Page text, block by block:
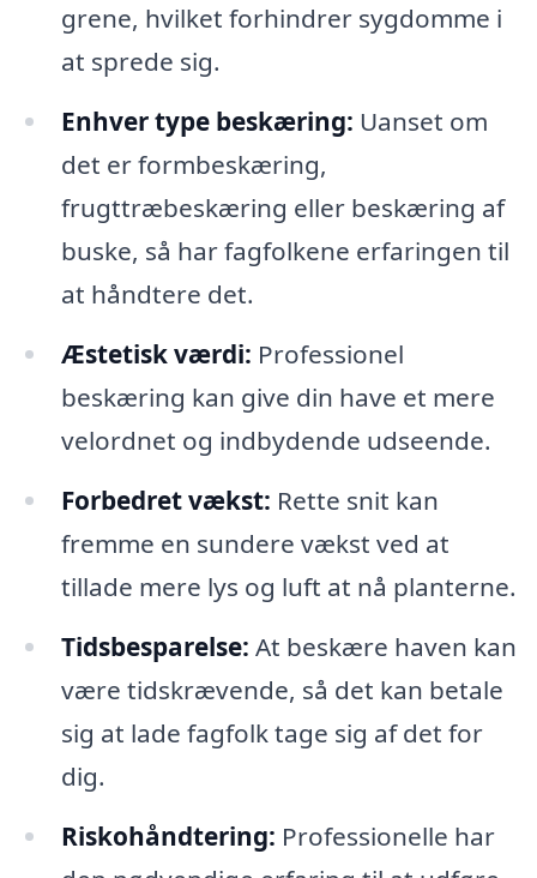
grene, hvilket forhindrer sygdomme i
at sprede sig.
Enhver type beskæring: Uanset om
det er formbeskæring,
frugttræbeskæring eller beskæring af
buske, så har fagfolkene erfaringen til
at håndtere det.
Æstetisk værdi: Professionel
beskæring kan give din have et mere
velordnet og indbydende udseende.
Forbedret vækst: Rette snit kan
fremme en sundere vækst ved at
tillade mere lys og luft at nå planterne.
Tidsbesparelse: At beskære haven kan
være tidskrævende, så det kan betale
sig at lade fagfolk tage sig af det for
dig.
Riskohåndtering: Professionelle har